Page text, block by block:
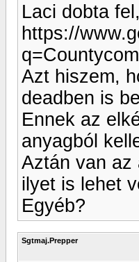
Laci dobta
https://
Azt hiszem,
deadben is
Ennek az
anyagból
Aztán van az
ilyet is lehet
Egyéb?
Sgtmaj.Prepper